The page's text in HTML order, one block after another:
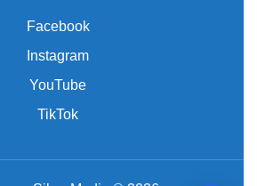
Facebook
Instagram
YouTube
TikTok